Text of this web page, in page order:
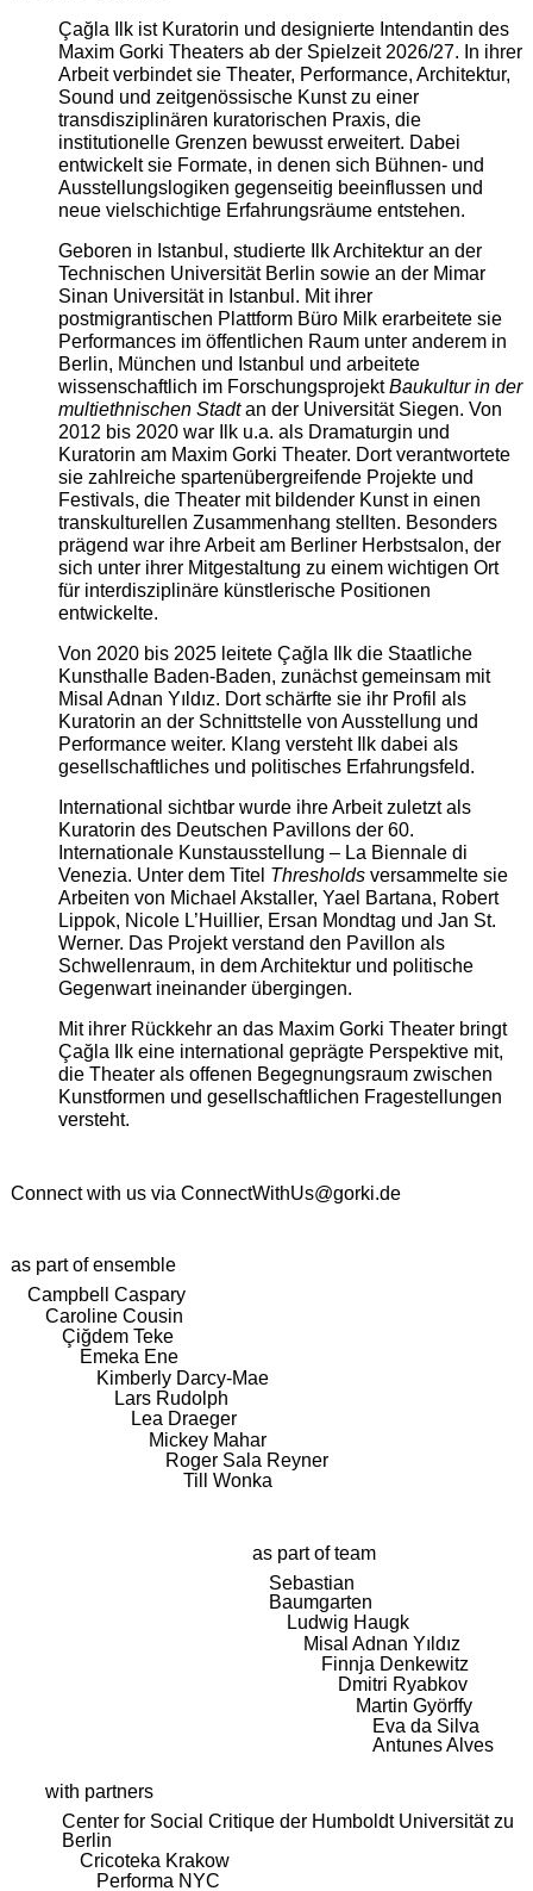
Çağla Ilk ist Kuratorin und designierte Intendantin des
Maxim Gorki Theaters ab der Spielzeit 2026/27. In ihrer
Arbeit verbindet sie Theater, Performance, Architektur,
Sound und zeitgenössische Kunst zu einer
transdisziplinären kuratorischen Praxis, die
institutionelle Grenzen bewusst erweitert. Dabei
entwickelt sie Formate, in denen sich Bühnen- und
Ausstellungslogiken gegenseitig beeinflussen und
neue vielschichtige Erfahrungsräume entstehen.
Geboren in Istanbul, studierte Ilk Architektur an der
Technischen Universität Berlin sowie an der Mimar
Sinan Universität in Istanbul. Mit ihrer
postmigrantischen Plattform Büro Milk erarbeitete sie
Performances im öffentlichen Raum unter anderem in
Berlin, München und Istanbul und arbeitete
wissenschaftlich im ForschungsprojektBaukultur in der
multiethnischen Stadtan der Universität Siegen. Von
2012 bis 2020 war Ilk u.a. als Dramaturgin und
Kuratorin am Maxim Gorki Theater. Dort verantwortete
sie zahlreiche spartenübergreifende Projekte und
Festivals, die Theater mit bildender Kunst in einen
transkulturellen Zusammenhang stellten. Besonders
prägend war ihre Arbeit am Berliner Herbstsalon, der
sich unter ihrer Mitgestaltung zu einem wichtigen Ort
für interdisziplinäre künstlerische Positionen
entwickelte.
Von 2020 bis 2025 leitete Çağla Ilk die Staatliche
Kunsthalle Baden-Baden, zunächst gemeinsam mit
Misal Adnan Yıldız. Dort schärfte sie ihr Profil als
Kuratorin an der Schnittstelle von Ausstellung und
Performance weiter. Klang versteht Ilk dabei als
gesellschaftliches und politisches Erfahrungsfeld.
International sichtbar wurde ihre Arbeit zuletzt als
Kuratorin des Deutschen Pavillons der 60.
Internationale Kunstausstellung – La Biennale di
Venezia. Unter dem Titel Thresholdsversammelte sie
Arbeiten von Michael Akstaller, Yael Bartana, Robert
Lippok, Nicole L’Huillier, Ersan Mondtag und Jan St.
Werner. Das Projekt verstand den Pavillon als
Schwellenraum, in dem Architektur und politische
Gegenwart ineinander übergingen.
Mit ihrer Rückkehr an das Maxim Gorki Theater bringt
Çağla Ilk eine international geprägte Perspektive mit,
die Theater als offenen Begegnungsraum zwischen
Kunstformen und gesellschaftlichen Fragestellungen
versteht.
Connect with us via ConnectWithUs@gorki.de
as part of ensemble
Campbell Caspary
Caroline Cousin
Çiğdem Teke
Emeka Ene
Kimberly Darcy-Mae
Lars Rudolph
Lea Draeger
Mickey Mahar
Roger Sala Reyner
Till Wonka
as part of team
Sebastian
Baumgarten
Ludwig Haugk
Misal Adnan Yıldız
Finnja Denkewitz
Dmitri Ryabkov
Martin Györffy
Eva da Silva
Antunes Alves
with partners
Center for Social Critique der Humboldt Universität zu
Berlin
Cricoteka Krakow
Performa NYC